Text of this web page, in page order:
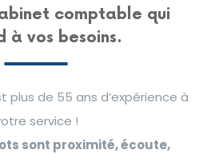
comptable qui
à vos besoins.
plus de 55 ans d’expérience à
service !
sont proximité, écoute,